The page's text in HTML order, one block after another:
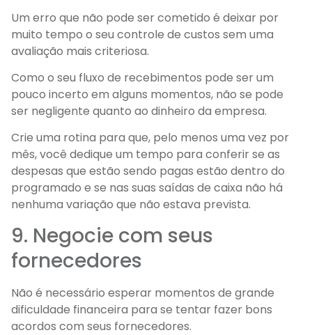
Um erro que não pode ser cometido é deixar por
muito tempo o seu controle de custos sem uma
avaliação mais criteriosa.
Como o seu fluxo de recebimentos pode ser um
pouco incerto em alguns momentos, não se pode
ser negligente quanto ao dinheiro da empresa.
Crie uma rotina para que, pelo menos uma vez por
mês, você dedique um tempo para conferir se as
despesas que estão sendo pagas estão dentro do
programado e se nas suas saídas de caixa não há
nenhuma variação que não estava prevista.
9. Negocie com seus
fornecedores
Não é necessário esperar momentos de grande
dificuldade financeira para se tentar fazer bons
acordos com seus fornecedores.